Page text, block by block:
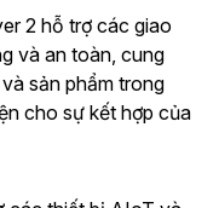
2 hỗ trợ các giao
và an toàn, cung
sản phẩm trong
cho sự kết hợp của